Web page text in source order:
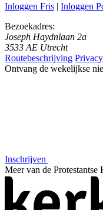
Inloggen Fris | Inloggen
Bezoekadres:
Joseph Haydnlaan 2a
3533 AE Utrecht
Routebeschrijving
Ontvang de wekelijkse
Inschrijven
Meer van de Protestantse